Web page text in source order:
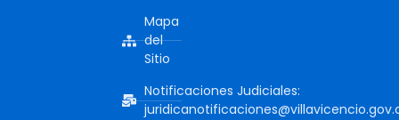
Mapa
del
Sitio
Notificaciones Judiciales: